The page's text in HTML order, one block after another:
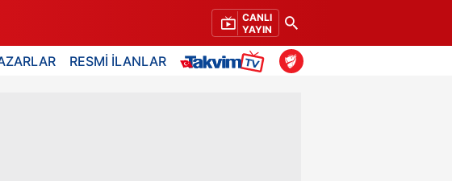
CANLI
YAYIN
RESMİ İLANLAR